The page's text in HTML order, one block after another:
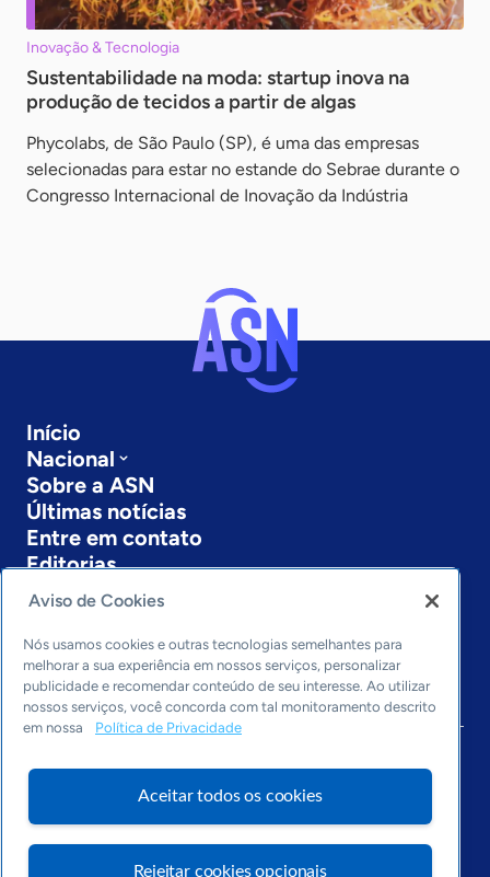
Inovação & Tecnologia
Sustentabilidade na moda: startup inova na
produção de tecidos a partir de algas
Phycolabs, de São Paulo (SP), é uma das empresas
selecionadas para estar no estande do Sebrae durante o
Congresso Internacional de Inovação da Indústria
Início
Nacional
Sobre a ASN
Últimas notícias
Entre em contato
Editorias
Economia & Política
Inovação & Tecnologia
Cultura empreendedora
Dados
Arquivo
Aviso de Cookies
Nós usamos cookies e outras tecnologias semelhantes para
melhorar a sua experiência em nossos serviços, personalizar
publicidade e recomendar conteúdo de seu interesse. Ao utilizar
nossos serviços, você concorda com tal monitoramento descrito
em nossa
Política de Privacidade
Aceitar todos os cookies
Rejeitar cookies opcionais